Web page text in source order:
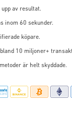
av resultat.
inom 60 sekunder.
köpare.
10 miljoner+
är helt skyddade.